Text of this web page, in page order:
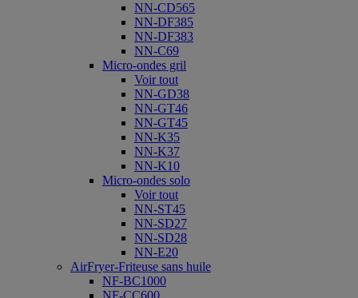
NN-CD565
NN-DF385
NN-DF383
NN-C69
Micro-ondes gril
Voir tout
NN-GD38
NN-GT46
NN-GT45
NN-K35
NN-K37
NN-K10
Micro-ondes solo
Voir tout
NN-ST45
NN-SD27
NN-SD28
NN-E20
AirFryer-Friteuse sans huile
NF-BC1000
NF-CC600